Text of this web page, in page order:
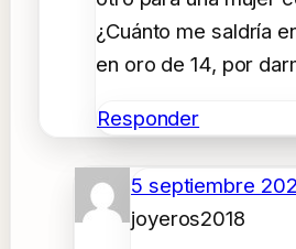
¿Cuánto me saldría
en oro de 14, por
Responder
5 septiembre
joyeros2018